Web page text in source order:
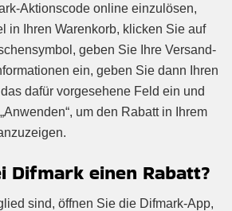
Aktionscode online einzulösen,
in Ihren Warenkorb, klicken Sie auf
geben Sie Ihre Versand-
ein, geben Sie dann Ihren
dafür vorgesehene Feld ein und
um den Rabatt in Ihrem
Difmark einen Rabatt?
sind, öffnen Sie die Difmark-App,